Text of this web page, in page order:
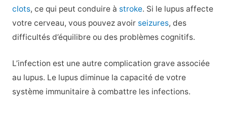
clots, ce qui peut conduire à stroke. Si le lupus affecte
votre cerveau, vous pouvez avoir seizures, des
difficultés d’équilibre ou des problèmes cognitifs.
L’infection est une autre complication grave associée
au lupus. Le lupus diminue la capacité de votre
système immunitaire à combattre les infections.